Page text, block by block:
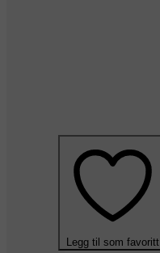
Legg til som favoritt